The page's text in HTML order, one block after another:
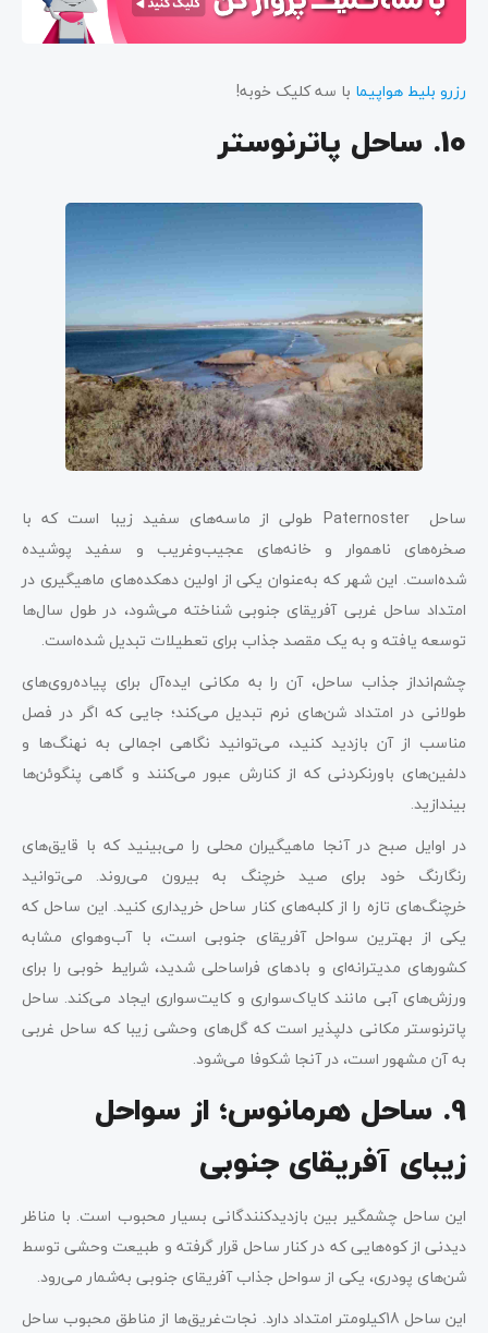
رزرو بلیط هواپیما با سه کلیک خوبه!
10. ساحل پاترنوستر
ساحل Paternoster طولی از ماسه‌های سفید زیبا است که با
صخره‌های ناهموار و خانه‌های عجیب‌وغریب و سفید پوشیده
شده‌است. این شهر که به‌عنوان یکی از اولین دهکده‌های ماهیگیری در
امتداد ساحل غربی آفریقای جنوبی شناخته می‌شود، در طول سال‌ها
توسعه یافته و به یک مقصد جذاب برای تعطیلات تبدیل شده‌است.
چشم‌انداز جذاب ساحل، آن را به مکانی ایده‌آل برای پیاده‌روی‌های
طولانی در امتداد شن‌های نرم تبدیل می‌کند؛ جایی که اگر در فصل
مناسب از آن بازدید کنید، می‌توانید نگاهی اجمالی به نهنگ‌ها و
دلفین‌های باورنکردنی که از کنارش عبور می‌کنند و گاهی پنگوئن‌ها
بیندازید.
در اوایل صبح در آنجا ماهیگیران محلی را می‌بینید که با قایق‌های
رنگارنگ خود برای صید خرچنگ به بیرون می‌روند. می‌توانید
خرچنگ‌های تازه را از کلبه‌های کنار ساحل خریداری کنید. این ساحل که
یکی از بهترین سواحل آفریقای جنوبی است، با آب‌و‌هوای مشابه
کشورهای مدیترانه‌ای و بادهای فراساحلی شدید، شرایط خوبی را برای
ورزش‌های آبی مانند کایاک‌سواری و کایت‌سواری ایجاد می‌کند. ساحل
پاترنوستر مکانی دلپذیر است که گل‌های وحشی زیبا که ساحل غربی
به آن مشهور است، در آنجا شکوفا می‌شود.
9. ساحل هرمانوس؛ از سواحل
زیبای آفریقای جنوبی
این ساحل چشمگیر بین بازدیدکنندگانی بسیار محبوب است. با مناظر
دیدنی از کوه‌هایی که در کنار ساحل قرار گرفته و طبیعت وحشی توسط
شن‌های پودری، یکی از سواحل جذاب آفریقای جنوبی به‌شمار می‌رود.
این ساحل 18کیلومتر امتداد دارد. نجات‌غریق‌ها از مناطق محبوب ساحل